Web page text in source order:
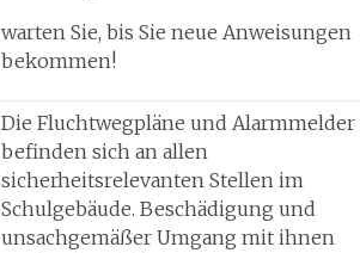
warten Sie, bis Sie neue Anweisungen
bekommen!
Die Fluchtwegpläne und Alarmmelder
befinden sich an allen
sicherheitsrelevanten Stellen im
Schulgebäude. Beschädigung und
unsachgemäßer Umgang mit ihnen